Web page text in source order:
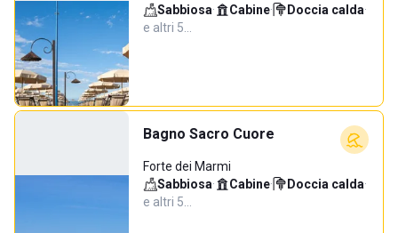
Sabbiosa· Cabine· Doccia calda·
e altri 5…
Bagno Sacro Cuore
Forte dei Marmi
Sabbiosa· Cabine· Doccia calda·
e altri 5…